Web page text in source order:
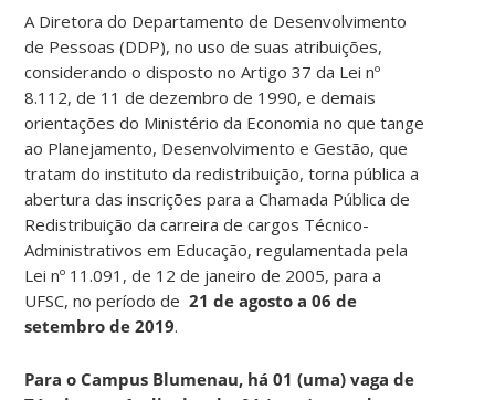
A Diretora do Departamento de Desenvolvimento
de Pessoas (DDP), no uso de suas atribuições,
considerando o disposto no Artigo 37 da Lei nº
8.112, de 11 de dezembro de 1990, e demais
orientações do Ministério da Economia no que tange
ao Planejamento, Desenvolvimento e Gestão, que
tratam do instituto da redistribuição, torna pública a
abertura das inscrições para a Chamada Pública de
Redistribuição da carreira de cargos Técnico-
Administrativos em Educação, regulamentada pela
Lei nº 11.091, de 12 de janeiro de 2005, para a
UFSC, no período de 21 de agosto a 06 de
setembro de 2019.
Para o Campus Blumenau, há 01 (uma) vaga de